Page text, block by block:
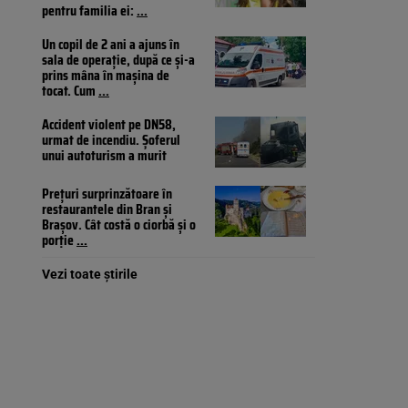
pentru familia ei:...
Un copil de 2 ani a ajuns în
sala de operație, după ce și-a
prins mâna în mașina de
tocat. Cum...
Accident violent pe DN58,
urmat de incendiu. Șoferul
unui autoturism a murit
Prețuri surprinzătoare în
restaurantele din Bran și
Brașov. Cât costă o ciorbă și o
porție...
Vezi toate știrile